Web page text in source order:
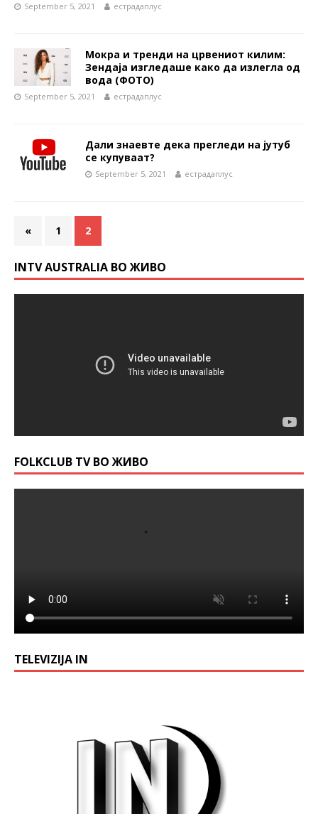
September 5, 2021 естрадаплус
Мокра и тренди на црвениот килим:
Зендаја изгледаше како да излегла од
вода (ФОТО)
September 5, 2021 естрадаплус
Дали знаевте дека прегледи на јутуб
се купуваат?
September 5, 2021 естрадаплус
« 1 2
INTV AUSTRALIA ВО ЖИВО
FOLKCLUB TV ВО ЖИВО
TELEVIZIJA IN